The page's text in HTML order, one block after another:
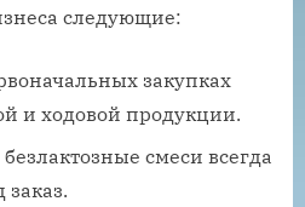
следующие:
закупках
и ходовой продукции.
смеси всегда